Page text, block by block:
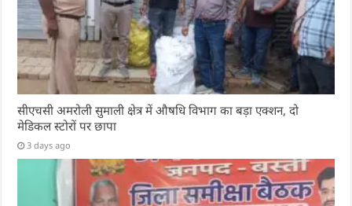
सीएचसी अमरोली सुमाली क्षेत्र में औषधि विभाग का बड़ा एक्शन, दो
मेडिकल स्टोरों पर छापा
3 days ago